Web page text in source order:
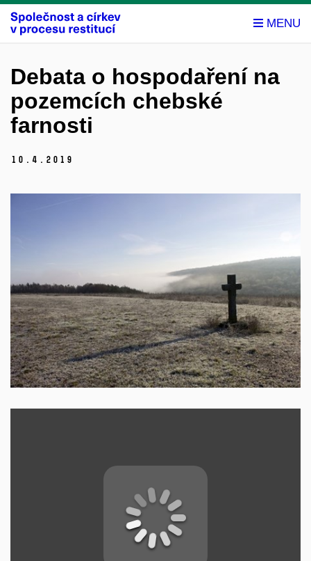
Debata o hospodaření na
pozemcích chebské
farnosti
10. 4. 2019